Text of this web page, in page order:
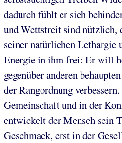
dadurch fühlt er sich
und Wettstreit sind nützlich,
seiner natürlichen Lethargie
Energie in ihm frei: Er will
gegenüber anderen
der Rangordnung
Gemeinschaft und in der
entwickelt der Mensch sein
Geschmack, erst in der